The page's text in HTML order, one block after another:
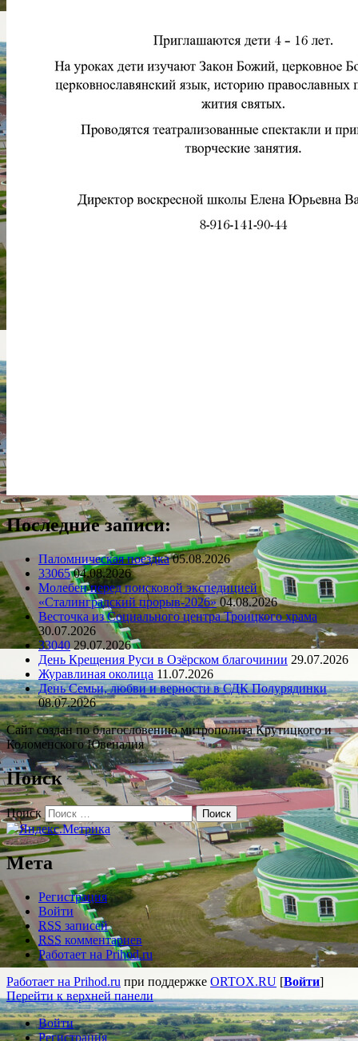
Последние записи:
Паломническая поездка 05.08.2026
33065 04.08.2026
Молебен перед поисковой экспедицией
«Сталинградский прорыв-2026» 04.08.2026
Весточка из Социального центра Троицкого храма
30.07.2026
33040 29.07.2026
День Крещения Руси в Озёрском благочинии 29.07.2026
Журавлиная околица 11.07.2026
День Семьи, любви и верности в СДК Полурядинки
08.07.2026
Сайт создан по благословению митрополита Крутицкого и
Коломенского Ювеналия
Поиск
Поиск
Мета
Регистрация
Войти
RSS записей
RSS комментариев
Работает на Prihod.ru
Работает на Prihod.ru при поддержке ORTOX.RU [Войти]
Перейти к верхней панели
Войти
Регистрация